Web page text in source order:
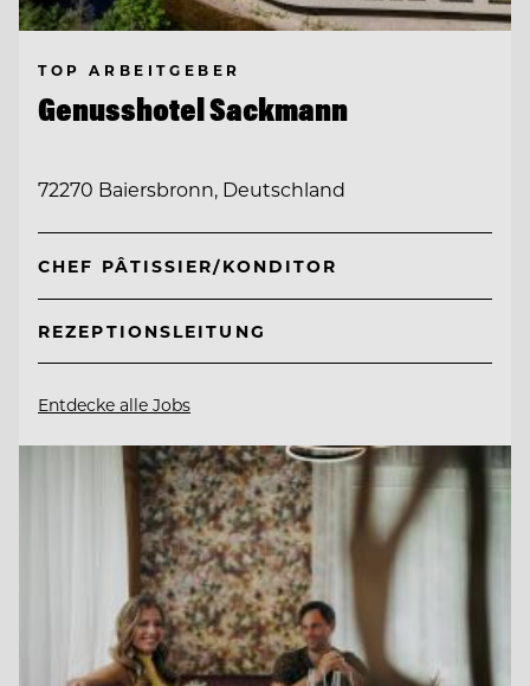
TOP ARBEITGEBER
Genusshotel Sackmann
72270 Baiersbronn, Deutschland
CHEF PÂTISSIER/KONDITOR
REZEPTIONSLEITUNG
Entdecke alle Jobs